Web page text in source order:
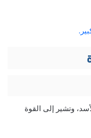
وتشير إلى القوة